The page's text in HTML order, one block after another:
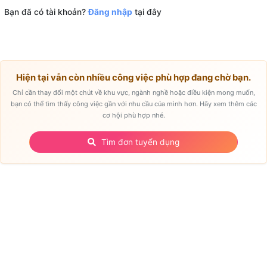
Bạn đã có tài khoản?Đăng nhập tại đây
Hiện tại vẫn còn nhiều công việc phù hợp đang chờ bạn.
Chỉ cần thay đổi một chút về khu vực, ngành nghề hoặc điều kiện mong muốn,
bạn có thể tìm thấy công việc gần với nhu cầu của mình hơn. Hãy xem thêm các
cơ hội phù hợp nhé.
Tìm đơn tuyển dụng